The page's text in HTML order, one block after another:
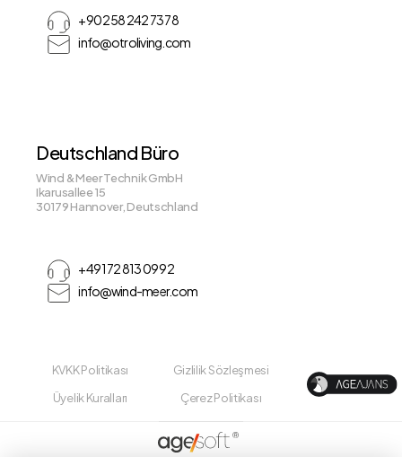
+90 258 242 73 78
info@otroliving.com
Deutschland Büro
Wind & Meer Technik GmbH
Ikarusallee 15
30179 Hannover, Deutschland
+49 172 813 09 92
info@wind-meer.com
KVKK Politikası
Gizlilik Sözleşmesi
Üyelik Kuralları
Çerez Politikası